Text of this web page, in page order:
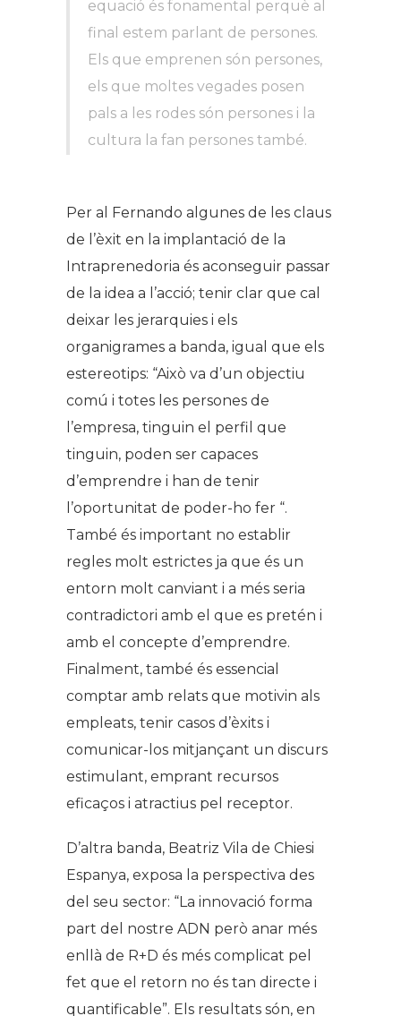
equació és fonamental perquè al
final estem parlant de persones.
Els que emprenen són persones,
els que moltes vegades posen
pals a les rodes són persones i la
cultura la fan persones també.
Per al Fernando algunes de les claus
de l’èxit en la implantació de la
Intraprenedoria és aconseguir passar
de la idea a l’acció; tenir clar que cal
deixar les jerarquies i els
organigrames a banda, igual que els
estereotips: “Això va d’un objectiu
comú i totes les persones de
l’empresa, tinguin el perfil que
tinguin, poden ser capaces
d’emprendre i han de tenir
l’oportunitat de poder-ho fer “.
També és important no establir
regles molt estrictes ja que és un
entorn molt canviant i a més seria
contradictori amb el que es pretén i
amb el concepte d’emprendre.
Finalment, també és essencial
comptar amb relats que motivin als
empleats, tenir casos d’èxits i
comunicar-los mitjançant un discurs
estimulant, emprant recursos
eficaços i atractius pel receptor.
D’altra banda, Beatriz Vila de Chiesi
Espanya, exposa la perspectiva des
del seu sector: “La innovació forma
part del nostre ADN però anar més
enllà de R+D és més complicat pel
fet que el retorn no és tan directe i
quantificable”. Els resultats són, en